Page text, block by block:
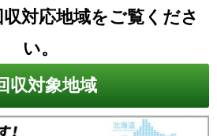
対応地域をご覧くださ
い。
収対象地域